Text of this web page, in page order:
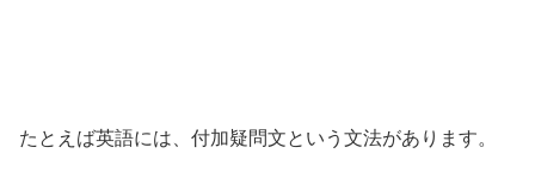
たとえば英語には、付加疑問文という文法があります。